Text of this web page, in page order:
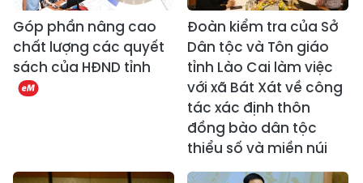
Góp phần nâng cao
chất lượng các quyết
sách của HĐND tỉnh
Đoàn kiểm tra của Sở
Dân tộc và Tôn giáo
tỉnh Lào Cai làm việc
với xã Bát Xát về công
tác xác định thôn
đồng bào dân tộc
thiểu số và miền núi